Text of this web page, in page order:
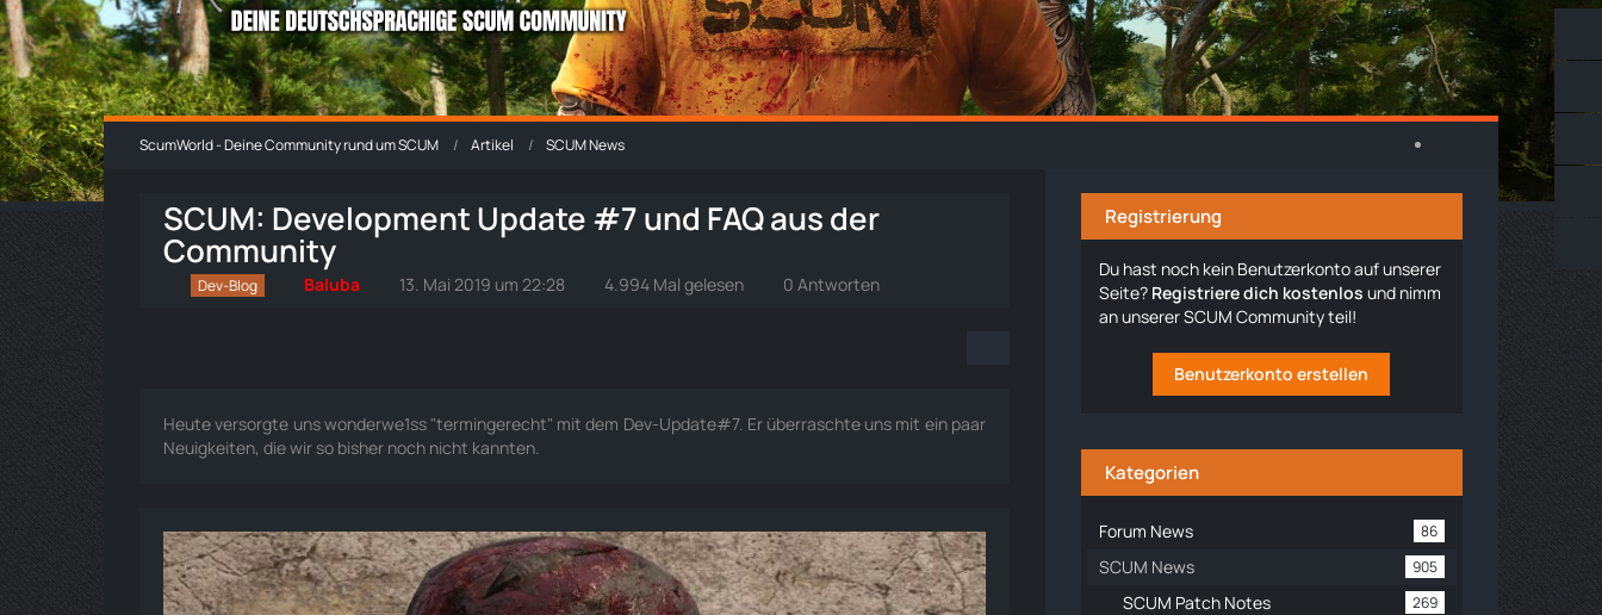
ScumWorld - Deine Community rund um SCUM Artikel SCUM News
SCUM: Development Update #7 und FAQ aus der
Community
Dev-Blog Baluba 13. Mai 2019 um 22:28 4.994 Mal gelesen 0 Antworten
Heute versorgte uns wonderwe1ss "termingerecht" mit dem Dev-Update#7. Er überraschte uns mit ein paar
Neuigkeiten, die wir so bisher noch nicht kannten.
Registrierung
Du hast noch kein Benutzerkonto auf unserer
Seite? Registriere dich kostenlos und nimm
an unserer SCUM Community teil!
Benutzerkonto erstellen
Kategorien
Forum News 86
SCUM News 905
SCUM Patch Notes 269